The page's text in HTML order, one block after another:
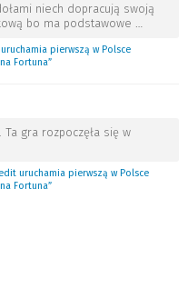
niech dopracują swoją
bo ma podstawowe
pierwszą w Polsce
Fortuna”
gra rozpoczęła się w
uruchamia pierwszą w Polsce
Fortuna”